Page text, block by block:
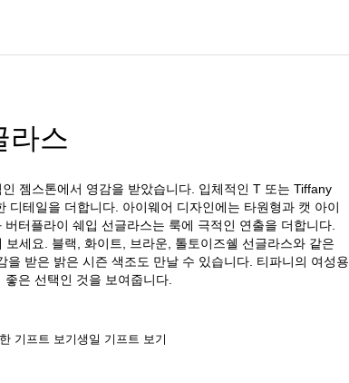
라스
젬스톤에서 영감을 받았습니다. 입체적인 T 또는 Tiffany
테일을 더합니다. 아이웨어 디자인에는 타원형과 캣 아이
터플라이 쉐입 선글라스는 룩에 극적인 연출을 더합니다.
세요. 블랙, 화이트, 브라운, 톨토이즈쉘 선글라스와 같은
받은 밝은 시즌 색조도 만날 수 있습니다. 티파니의 여성용
은 선택인 것을 보여줍니다.
기프트 보기생일 기프트 보기